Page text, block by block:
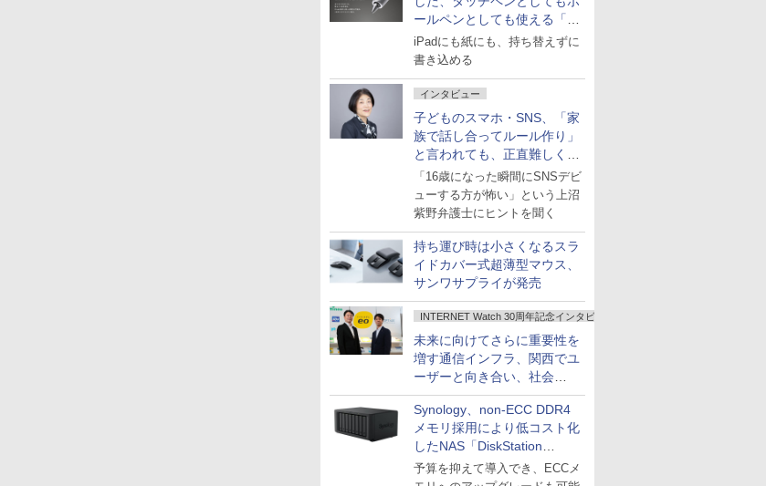
ールペンとしても使える「ス
タイラスツーウェイ」発売
iPadにも紙にも、持ち替えずに
書き込める
インタビュー
子どものスマホ・SNS、「家
族で話し合ってルール作り」
と言われても、正直難しくな
いですか？
「16歳になった瞬間にSNSデビ
ューする方が怖い」という上沼
紫野弁護士にヒントを聞く
持ち運び時は小さくなるスラ
イドカバー式超薄型マウス、
サンワサプライが発売
INTERNET Watch 30周年記念インタビュー
未来に向けてさらに重要性を
増す通信インフラ、関西でユ
ーザーと向き合い、社会
の“あたらしい”を起動し続け
る～オプテージ
Synology、non-ECC DDR4
メモリ採用により低コスト化
したNAS「DiskStation
neo+」シリーズ
予算を抑えて導入でき、ECCメ